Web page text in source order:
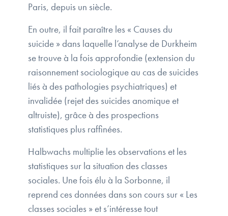
Paris, depuis un siècle.
En outre, il fait paraître les « Causes du
suicide » dans laquelle l’analyse de Durkheim
se trouve à la fois approfondie (extension du
raisonnement sociologique au cas de suicides
liés à des pathologies psychiatriques) et
invalidée (rejet des suicides anomique et
altruiste), grâce à des prospections
statistiques plus raffinées.
Halbwachs multiplie les observations et les
statistiques sur la situation des classes
sociales. Une fois élu à la Sorbonne, il
reprend ces données dans son cours sur « Les
classes sociales » et s’intéresse tout